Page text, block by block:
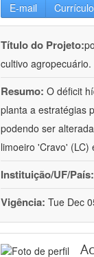
E-mail Currículo
Título do Projeto:
cultivo agropecuário.
Resumo: O déficit
planta a estratégias
podendo ser
limoeiro 'Cravo'
Instituição/UF/País:
Vigência: Tue Dec